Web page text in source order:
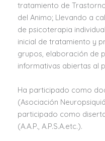
tratamiento de
del Animo; Llevando a
de psicoterapia
inicial de tratamiento y
grupos, elaboración de
informativas abiertas al
Ha participado como
(Asociación
participado como
(A.A.P., A.P.S.A.etc.).